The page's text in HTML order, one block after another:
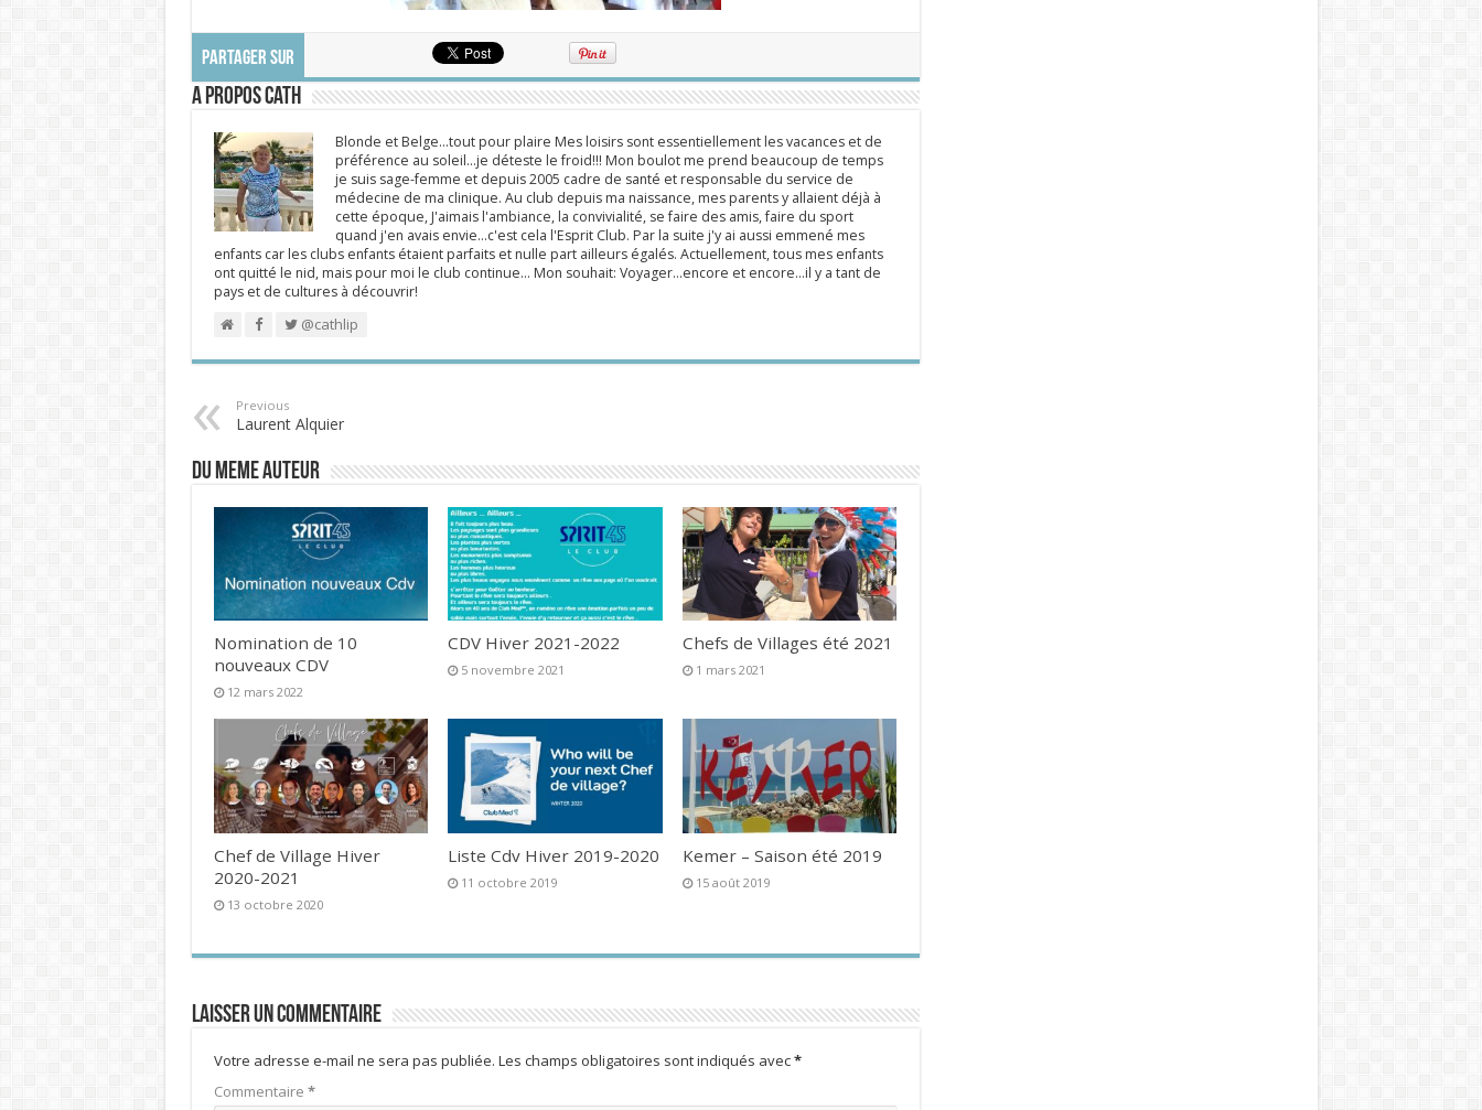
PARTAGER SUR
A propos Cath
Blonde et Belge...tout pour plaire Mes loisirs sont essentiellement les vacances et de
préférence au soleil...je déteste le froid!!! Mon boulot me prend beaucoup de temps
je suis sage-femme et depuis 2005 cadre de santé et responsable du service de
médecine de ma clinique. Au club depuis ma naissance, mes parents y allaient déjà à
cette époque, J'aimais l'ambiance, la convivialité, se faire des amis, faire du sport
quand j'en avais envie...c'est cela l'Esprit Club. Par la suite j'y ai aussi emmené mes
enfants car les clubs enfants étaient parfaits et nulle part ailleurs égalés. Actuellement, tous mes enfants
ont quitté le nid, mais pour moi le club continue... Mon souhait: Voyager...encore et encore...il y a tant de
pays et de cultures à découvrir!
@cathlip
Previous
Laurent Alquier
DU MEME AUTEUR
Nomination de 10
nouveaux CDV
12 mars 2022
CDV Hiver 2021-2022
5 novembre 2021
Chefs de Villages été 2021
1 mars 2021
Chef de Village Hiver
2020-2021
13 octobre 2020
Liste Cdv Hiver 2019-2020
11 octobre 2019
Kemer – Saison été 2019
15 août 2019
Laisser un commentaire
Votre adresse e-mail ne sera pas publiée. Les champs obligatoires sont indiqués avec*
Commentaire *